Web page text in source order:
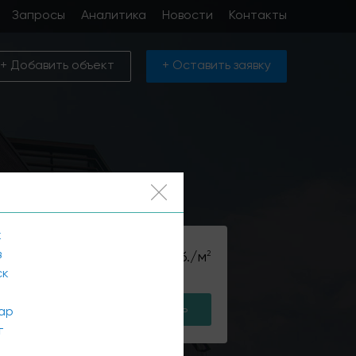
Запросы Аналитика Новости Контакты
+ Добавить объект + Оставить заявку
руб./м2
поиск Подобрать